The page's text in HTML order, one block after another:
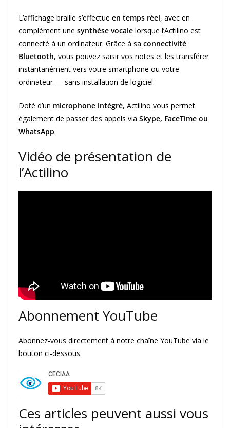
L’affichage braille s’effectue en temps réel, avec en
complément une synthèse vocale lorsque l’Actilino est
connecté à un ordinateur. Grâce à sa connectivité
Bluetooth, vous pouvez saisir vos notes et les transférer
instantanément vers votre smartphone ou votre
ordinateur — sans installation de logiciel.
Doté d’un microphone intégré, Actilino vous permet
également de passer des appels via Skype, FaceTime ou
WhatsApp.
Vidéo de présentation de
l’Actilino
Abonnement YouTube
Abonnez-vous directement à notre chaîne YouTube via le
bouton ci-dessous.
Ces articles peuvent aussi vous